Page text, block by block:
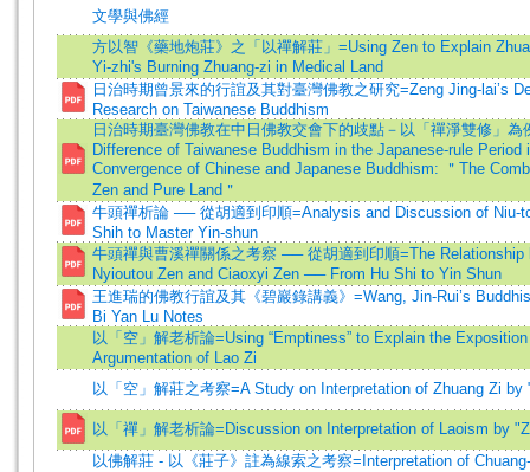
文學與佛經
方以智《藥地炮莊》之「以禪解莊」=Using Zen to Explain
Yi-zhi's Burning Zhuang-zi in Medical Land
日治時期曾景來的行誼及其對臺灣佛教之研究=Zeng Jing-lai’s
Research on Taiwanese Buddhism
日治時期臺灣佛教在中日佛教交會下的歧點－以「禪淨雙修」為
Difference of Taiwanese Buddhism in the Japanese-rule Period
Convergence of Chinese and Japanese Buddhism: ＂The
Zen and Pure Land＂
牛頭禪析論 ── 從胡適到印順=Analysis and Discussion of Niu-
Shih to Master Yin-shun
牛頭禪與曹溪禪關係之考察 ── 從胡適到印順=The Relationship
Nyioutou Zen and Ciaoxyi Zen ── From Hu Shi to Yin Shun
王進瑞的佛教行誼及其《碧巖錄講義》=Wang, Jin-Rui’s
Bi Yan Lu Notes
以「空」解老析論=Using “Emptiness” to Explain the
Argumentation of Lao Zi
以「空」解莊之考察=A Study on Interpretation of Zhuang Zi by
以「禪」解老析論=Discussion on Interpretation of Laoism by
以佛解莊 - 以《莊子》註為線索之考察=Interpretation of